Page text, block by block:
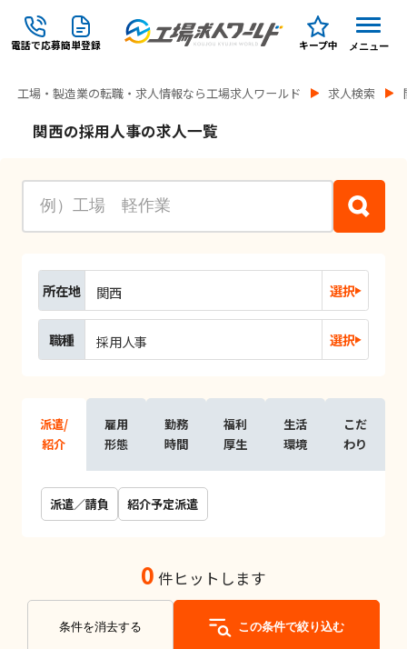
電話で応募簡単登録 キープ中 メニュー
工場・製造業の転職・求人情報なら工場求人ワールド 求人検索
関西の採用人事の求人一覧
所在地 関西 選択
職種 採用人事 選択
派遣/
紹介
雇用
形態
勤務
時間
福利
厚生
生活
環境
こだ
わり
派遣／請負 紹介予定派遣
0 件ヒットします
条件を消去する この条件で絞り込む